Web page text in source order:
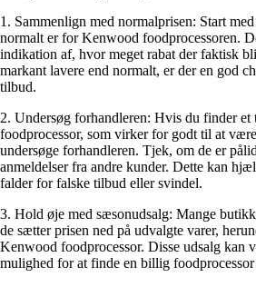
1. Sammenlign med normalprisen: Start
normalt er for Kenwood foodprocessoren.
indikation af, hvor meget rabat der faktisk
markant lavere end normalt, er der en god
tilbud.
2. Undersøg forhandleren: Hvis du finder
foodprocessor, som virker for godt til at
undersøge forhandleren. Tjek, om de er
anmeldelser fra andre kunder. Dette kan
falder for falske tilbud eller svindel.
3. Hold øje med sæsonudsalg: Mange
de sætter prisen ned på udvalgte varer,
Kenwood foodprocessor. Disse udsalg kan
mulighed for at finde en billig